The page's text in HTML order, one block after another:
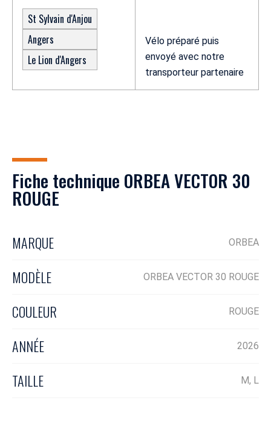
St Sylvain d'Anjou
Angers
Le Lion d'Angers
Vélo préparé puis
envoyé avec notre
transporteur partenaire
Fiche technique ORBEA VECTOR 30
ROUGE
MARQUE ORBEA
MODÈLE ORBEA VECTOR 30 ROUGE
COULEUR ROUGE
ANNÉE 2026
TAILLE M, L